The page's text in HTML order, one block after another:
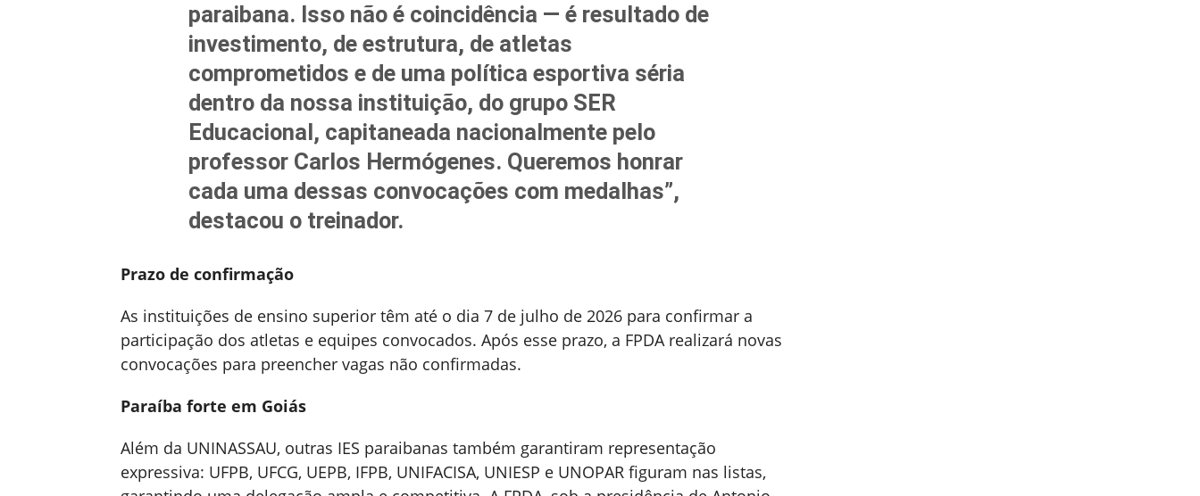
paraibana. Isso não é coincidência — é resultado de
investimento, de estrutura, de atletas
comprometidos e de uma política esportiva séria
dentro da nossa instituição, do grupo SER
Educacional, capitaneada nacionalmente pelo
professor Carlos Hermógenes. Queremos honrar
cada uma dessas convocações com medalhas”,
destacou o treinador.
Prazo de confirmação
As instituições de ensino superior têm até o dia 7 de julho de 2026 para confirmar a
participação dos atletas e equipes convocados. Após esse prazo, a FPDA realizará novas
convocações para preencher vagas não confirmadas.
Paraíba forte em Goiás
Além da UNINASSAU, outras IES paraibanas também garantiram representação
expressiva: UFPB, UFCG, UEPB, IFPB, UNIFACISA, UNIESP e UNOPAR figuram nas listas,